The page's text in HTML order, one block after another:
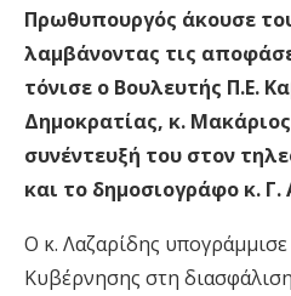
Πρωθυπουργός άκουσε
λαμβάνοντας τις
τόνισε ο Βουλευτής Π.Ε.
Δημοκρατίας, κ.
συνέντευξή του στον
και το δημοσιογράφο κ. Γ.
Ο κ. Λαζαρίδης
Κυβέρνησης στη